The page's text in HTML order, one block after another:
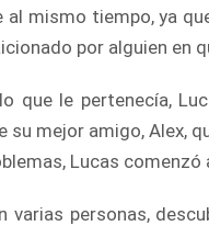
mismo tiempo, ya
por alguien en
que le pertenecía,
su mejor amigo, Alex,
Lucas
varias personas,